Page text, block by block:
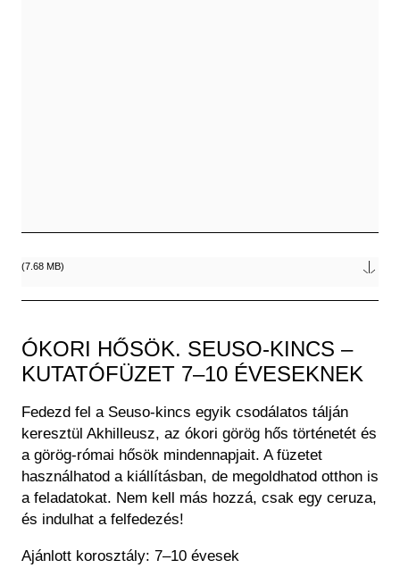
Fájl
(7.68 MB)
ÓKORI HŐSÖK. SEUSO-KINCS –
KUTATÓFÜZET 7–10 ÉVESEKNEK
Fedezd fel a Seuso-kincs egyik csodálatos tálján
keresztül Akhilleusz, az ókori görög hős történetét és
a görög-római hősök mindennapjait. A füzetet
használhatod a kiállításban, de megoldhatod otthon is
a feladatokat. Nem kell más hozzá, csak egy ceruza,
és indulhat a felfedezés!
Ajánlott korosztály: 7–10 évesek